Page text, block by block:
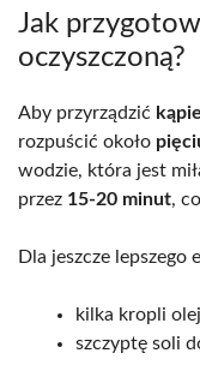
Jak
oczyszczoną?
Aby przyrządzić
rozpuścić około
wodzie, która jest
przez 15-20 minut,
Dla jeszcze lepszego
kilka kropli
szczyptę soli